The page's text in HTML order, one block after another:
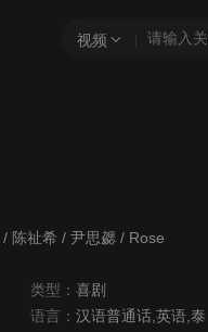
视频
/ 陈祉希 / 尹思勰 / Rose
类型： 喜剧
语言： 汉语普通话,英语,泰